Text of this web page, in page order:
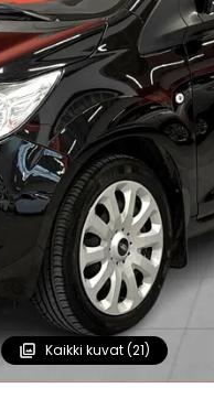
Kaikki kuvat (21)